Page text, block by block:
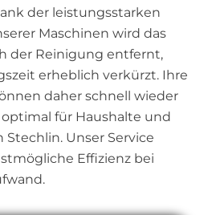
der leistungsstarken
Maschinen wird das
der Reinigung entfernt,
erheblich verkürzt. Ihre
daher schnell wieder
für Haushalte und
Stechlin. Unser Service
Effizienz bei